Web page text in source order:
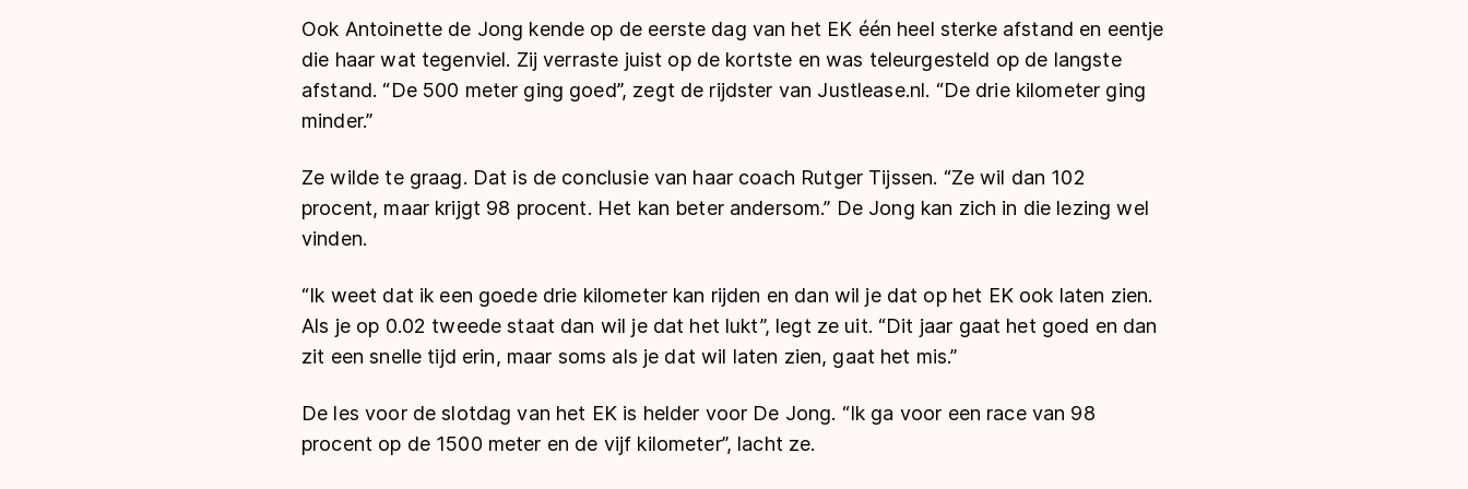
Ook Antoinette de Jong kende op de eerste dag van het EK één heel sterke afstand en eentje
die haar wat tegenviel. Zij verraste juist op de kortste en was teleurgesteld op de langste
afstand. “De 500 meter ging goed”, zegt de rijdster van Justlease.nl. “De drie kilometer ging
minder.”
Ze wilde te graag. Dat is de conclusie van haar coach Rutger Tijssen. “Ze wil dan 102
procent, maar krijgt 98 procent. Het kan beter andersom.” De Jong kan zich in die lezing wel
vinden.
“Ik weet dat ik een goede drie kilometer kan rijden en dan wil je dat op het EK ook laten zien.
Als je op 0.02 tweede staat dan wil je dat het lukt”, legt ze uit. “Dit jaar gaat het goed en dan
zit een snelle tijd erin, maar soms als je dat wil laten zien, gaat het mis.”
De les voor de slotdag van het EK is helder voor De Jong. “Ik ga voor een race van 98
procent op de 1500 meter en de vijf kilometer”, lacht ze.